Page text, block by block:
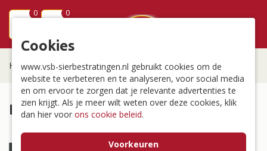
0
0
Home
Blogs
Cookies
www.vsb-sierbestratingen.nl gebruikt cookies om de
website te verbeteren en te analyseren, voor social media
en om ervoor te zorgen dat je relevante advertenties te
zien krijgt. Als je meer wilt weten over deze cookies, klik
dan hier voor ons cookie beleid.
Voorkeuren